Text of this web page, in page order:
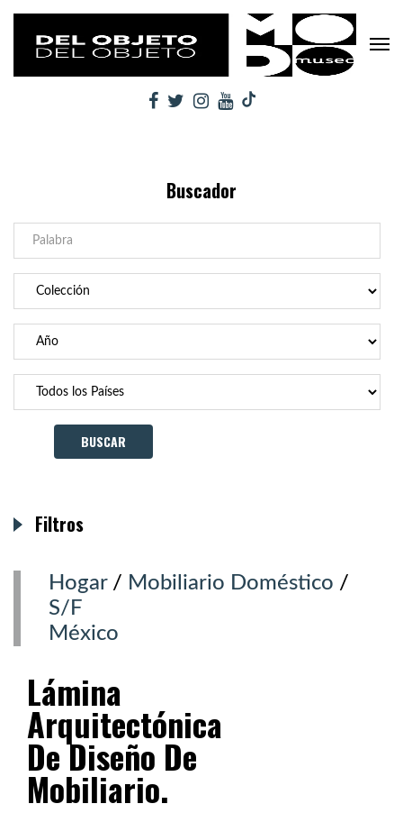
Buscador
Hogar/ Mobiliario Doméstico /
S/F
México
Lámina
Arquitectónica
De Diseño De
Mobiliario.
Filtros